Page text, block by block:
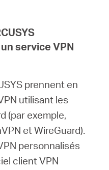
service VPN
prennent en
utilisant les
(par exemple,
et WireGuard).
personnalisés
client VPN